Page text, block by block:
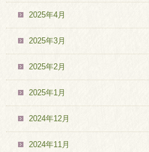
2025年4月
2025年3月
2025年2月
2025年1月
2024年12月
2024年11月